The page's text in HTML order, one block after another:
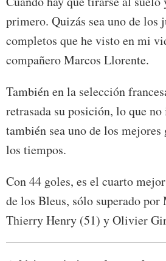
primero. Quizás sea uno de los
completos que he visto en mi
compañero Marcos Llorente.
También en la selección
retrasada su posición, lo que
también sea uno de los mejores
los tiempos.
Con 44 goles, es el cuarto
de los Bleus, sólo superado por
Thierry Henry (51) y Olivier